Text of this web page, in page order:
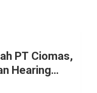
PT Ciomas,
Hearing